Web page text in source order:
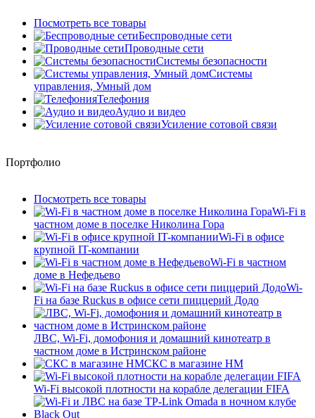
Посмотреть все товары
Беспроводные сети
Проводные сети
Системы безопасности
Системы
управления, Умный дом
Телефония
Аудио и видео
Усиление сотовой связи
Портфолио
Посмотреть все товары
Wi-Fi в
частном доме в поселке Николина Гора
Wi-Fi в офисе
крупной IT-компании
Wi-Fi в частном
доме в Нефедьево
Wi-
Fi на базе Ruckus в офисе сети пиццерий Додо
ЛВС, Wi-Fi, домофония и домашний кинотеатр в
частном доме в Истринском районе
СКС в магазине HM
Wi-Fi высокой плотности на корабле делегации FIFA